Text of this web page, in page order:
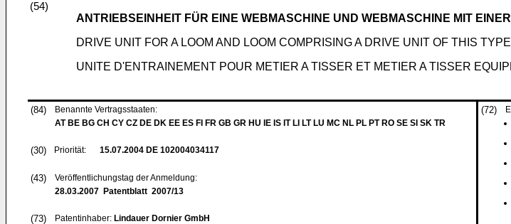
(54)
ANTRIEBSEINHEIT FÜR EINE WEBMASCHINE UND WEBMASCHINE MIT
DRIVE UNIT FOR A LOOM AND LOOM COMPRISING A DRIVE UNIT OF THIS TYPE
UNITE D'ENTRAINEMENT POUR METIER A TISSER ET METIER A TISSER
(84)
Benannte Vertragsstaaten:
AT BE BG CH CY CZ DE DK EE ES FI FR GB GR HU IE IS IT LI LT LU MC NL PL PT RO SE SI SK TR
(30) Priorität: 15.07.2004 DE 102004034117
(43)
Veröffentlichungstag der Anmeldung:
28.03.2007 Patentblatt 2007/13
(73) Patentinhaber: Lindauer Dornier GmbH
(72)